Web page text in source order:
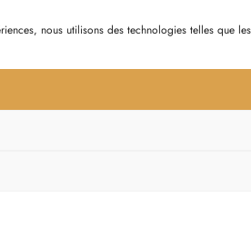
nous utilisons des technologies telles que